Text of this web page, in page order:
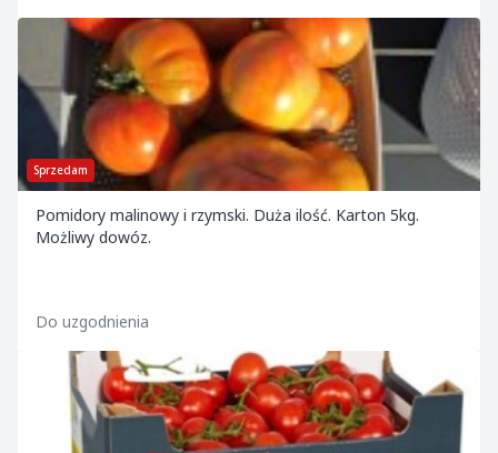
Sprzedam
Pomidory malinowy i rzymski. Duża ilość. Karton 5kg.
Możliwy dowóz.
Do uzgodnienia